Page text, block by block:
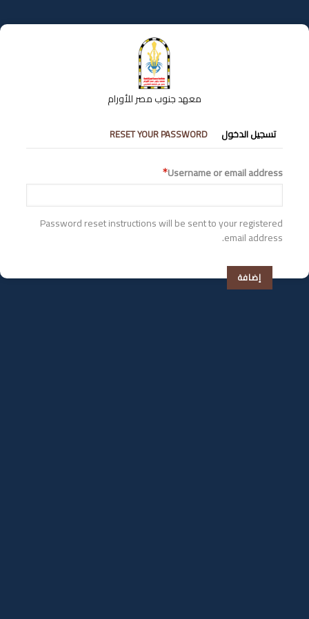
إلى
المحتوى
معهد جنوب مصر للأورام
التبويبات
الأساسية
تسجيل الدخول RESET YOUR PASSWORD
Username or email address
Password reset instructions will be sent to your registered
email address.